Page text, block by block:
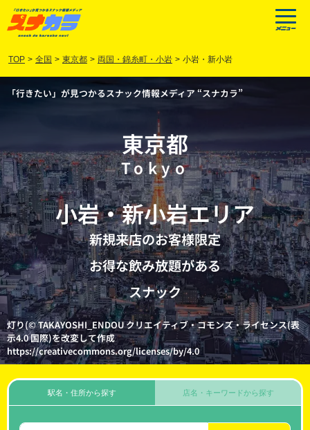
TOP > 全国 > 東京都 > 両国・錦糸町・小岩 > 小岩・新小岩
「行きたい」が見つかるスナック情報メディア “スナカラ”
東京都
Tokyo
小岩・新小岩エリア
新規来店のお客様限定
お得な飲み放題がある
スナック
灯り(© TAKAYOSHI_ENDOU クリエイティブ・コモンズ・ライセンス(表
示4.0 国際)を改変して作成
https://creativecommons.org/licenses/by/4.0
駅名・住所から探す 店名・キーワードから探す